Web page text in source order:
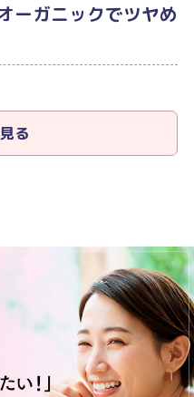
ーガニックでツヤめ
る